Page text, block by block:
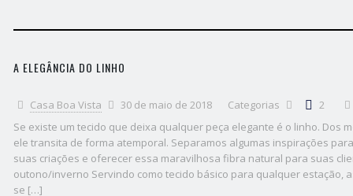
A ELEGÂNCIA DO LINHO
Casa Boa Vista 30 de maio de 2018 Categorias
2
Se existe um tecido que deixa qualquer peça elegante é o linho. Dos
ele transita de forma atemporal. Separamos algumas inspirações
suas criações e oferecer essa maravilhosa fibra natural para suas
outono/inverno Servindo como tecido básico para qualquer estação,
se […]